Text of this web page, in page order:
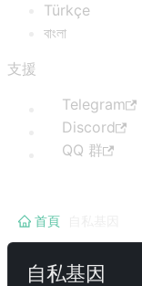
Türkçe
বাংলা
支援
Telegram
Discord
QQ 群
首頁
自私基因